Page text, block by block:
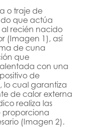
o traje de
que actúa
al recién nacido
(Imagen 1), así
de cuna
que
con una
de
lo cual garantiza
de calor externa
realiza las
proporciona
(Imagen 2).